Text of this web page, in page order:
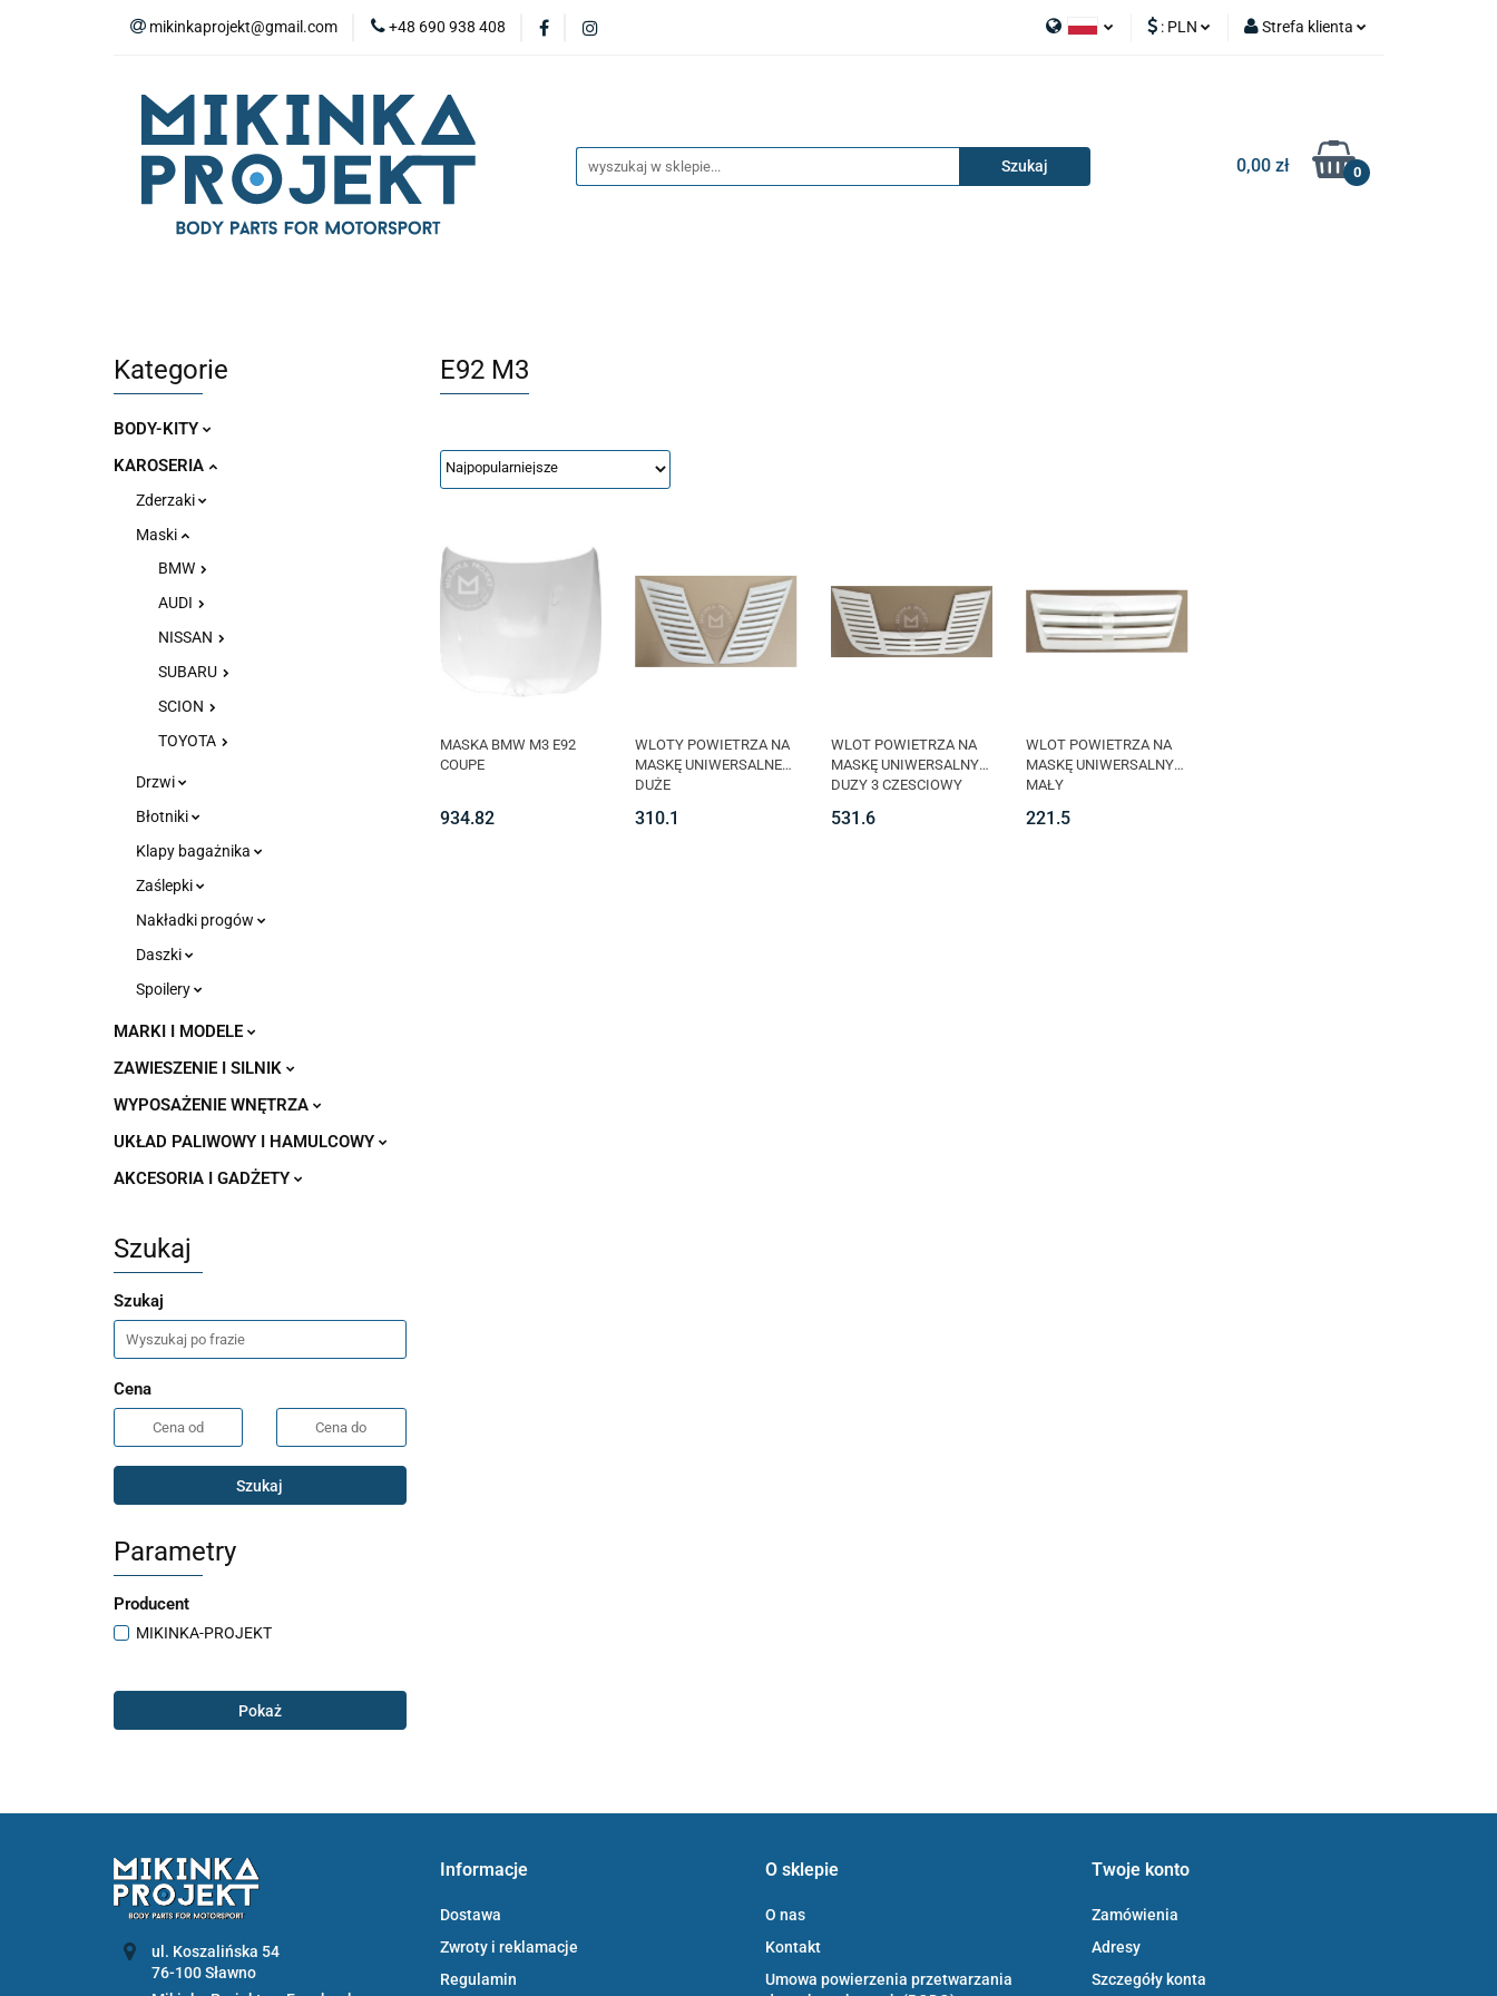
mikinkaprojekt@gmail.com +48 690 938 408 : PLN Strefa klienta
Dodaj zgłoszenie
0,00 zł 0
BODY-KITY ZDERZAKI
ZAŚLEPKI
WYPOSAŻENIE WNĘTRZA
Kategorie
BODY-KITY
KAROSERIA
Zderzaki
Maski
BMW
AUDI
NISSAN
SUBARU
SCION
TOYOTA
Drzwi
Błotniki
Klapy bagażnika
Zaślepki
Nakładki progów
Daszki
Spoilery
MARKI I MODELE
ZAWIESZENIE I SILNIK
WYPOSAŻENIE WNĘTRZA
UKŁAD PALIWOWY I HAMULCOWY
AKCESORIA I GADŻETY
Szukaj
Szukaj
Cena
Szukaj
Parametry
Producent
MIKINKA-PROJEKT
Pokaż
E92 M3
MASKA BMW M3 E92
COUPE
934.82
WLOTY POWIETRZA NA
MASKĘ UNIWERSALNE
DUŻE
310.1
WLOT POWIETRZA NA
MASKĘ UNIWERSALNY
DUZY 3 CZESCIOWY
531.6
WLOT POWIETRZA NA
MASKĘ UNIWERSALNY
MAŁY
221.5
ul. Koszalińska 54
76-100 Sławno
Informacje
Dostawa
Zwroty i reklamacje
Regulamin
O sklepie
O nas
Kontakt
Umowa powierzenia przetwarzania
Twoje konto
Zamówienia
Adresy
Szczegóły konta